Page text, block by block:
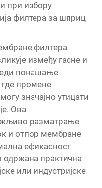
при избору
филтера за шприц
филтера
између гасне и
понашање
где промене
значајно утицати
Ова
разматрање
и отпор мембране
ефикасност
одржана практична
или индустријске